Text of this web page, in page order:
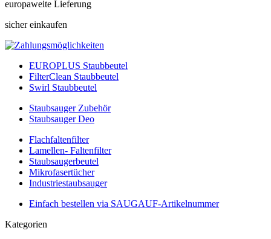
europaweite Lieferung
sicher einkaufen
EUROPLUS Staubbeutel
FilterClean Staubbeutel
Swirl Staubbeutel
Staubsauger Zubehör
Staubsauger Deo
Flachfaltenfilter
Lamellen- Faltenfilter
Staubsaugerbeutel
Mikrofasertücher
Industriestaubsauger
Einfach bestellen via SAUGAUF-Artikelnummer
Kategorien